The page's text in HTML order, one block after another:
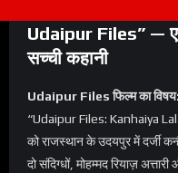
Udaipur Files” —
सच्ची कहानी
Udaipur Files फिल्म का विषय:
“Udaipur Files: Kanhaiya
को राजस्थान के उदयपुर में दर्जी
दो संदिग्धों, मोहम्मद रियाज़